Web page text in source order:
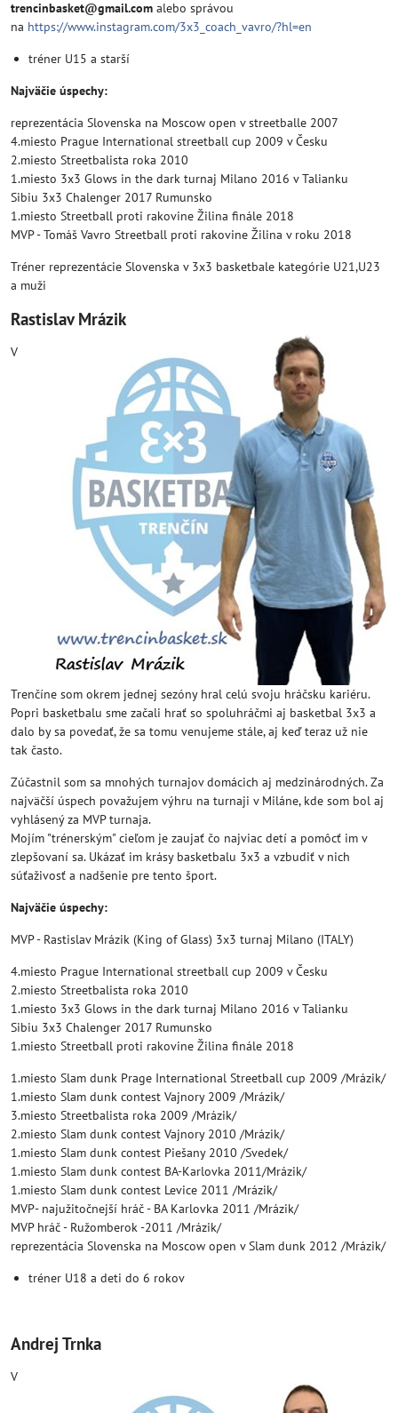
trencinbasket@gmail.com alebo správou
na https://www.instagram.com/3x3_coach_vavro/?hl=en
tréner U15 a starší
Najväčie úspechy:
reprezentácia Slovenska na Moscow open v streetballe 2007
4.miesto Prague International streetball cup 2009 v Česku
2.miesto Streetbalista roka 2010
1.miesto 3x3 Glows in the dark turnaj Milano 2016 v Talianku
Sibiu 3x3 Chalenger 2017 Rumunsko
1.miesto Streetball proti rakovine Žilina finále 2018
MVP - Tomáš Vavro Streetball proti rakovine Žilina v roku 2018
Tréner reprezentácie Slovenska v 3x3 basketbale kategórie U21,U23
a muži
Rastislav Mrázik
V
Trenčíne som okrem jednej sezóny hral celú svoju hráčsku kariéru.
Popri basketbalu sme začali hrať so spoluhráčmi aj basketbal 3x3 a
dalo by sa povedať, že sa tomu venujeme stále, aj keď teraz už nie
tak často.
Zúčastnil som sa mnohých turnajov domácich aj medzinárodných. Za
najväčší úspech považujem výhru na turnaji v Miláne, kde som bol aj
vyhlásený za MVP turnaja.
Mojím "trénerským" cieľom je zaujať čo najviac detí a pomôcť im v
zlepšovaní sa. Ukázať im krásy basketbalu 3x3 a vzbudiť v nich
súťaživosť a nadšenie pre tento šport.
Najväčie úspechy:
MVP - Rastislav Mrázik (King of Glass) 3x3 turnaj Milano (ITALY)
4.miesto Prague International streetball cup 2009 v Česku
2.miesto Streetbalista roka 2010
1.miesto 3x3 Glows in the dark turnaj Milano 2016 v Talianku
Sibiu 3x3 Chalenger 2017 Rumunsko
1.miesto Streetball proti rakovine Žilina finále 2018
1.miesto Slam dunk Prage International Streetball cup 2009 /Mrázik/
1.miesto Slam dunk contest Vajnory 2009 /Mrázik/
3.miesto Streetbalista roka 2009 /Mrázik/
2.miesto Slam dunk contest Vajnory 2010 /Mrázik/
1.miesto Slam dunk contest Piešany 2010 /Svedek/
1.miesto Slam dunk contest BA-Karlovka 2011/Mrázik/
1.miesto Slam dunk contest Levice 2011 /Mrázik/
MVP- najužitočnejší hráč - BA Karlovka 2011 /Mrázik/
MVP hráč - Ružomberok -2011 /Mrázik/
reprezentácia Slovenska na Moscow open v Slam dunk 2012 /Mrázik/
tréner U18 a deti do 6 rokov
Andrej Trnka
V